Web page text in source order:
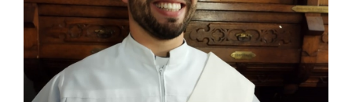
Deportes
Arte
y
Espectáculos